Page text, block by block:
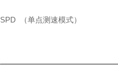
SPD （单点测速模式）